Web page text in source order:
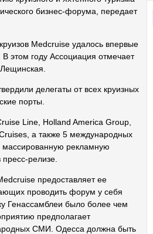
бизнес-форума, передает
Medсruise удалось впервые
этом году Ассоциация отмечает
делегаты от всех круизных
порты.
Line, Holland America Group,
а также 5 международных
рекламную
релизе.
предоставляет ее
проводить форум у себя
Генассамблеи было более чем
предполагает
СМИ. Одесса должна быть